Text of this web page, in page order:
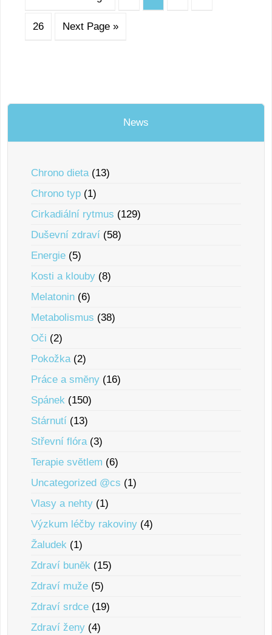
26 Next Page »
News
Chrono dieta(13)
Chrono typ (1)
Cirkadiální rytmus (129)
Duševní zdraví (58)
Energie (5)
Kosti a klouby (8)
Melatonin (6)
Metabolismus (38)
Oči (2)
Pokožka(2)
Práce a smĕny (16)
Spánek (150)
Stárnutí (13)
Střevní flóra(3)
Terapie svĕtlem (6)
Uncategorized @cs (1)
Vlasy a nehty (1)
Výzkum léčby rakoviny (4)
Žaludek (1)
Zdraví bunĕk (15)
Zdraví muže (5)
Zdraví srdce (19)
Zdraví ženy (4)